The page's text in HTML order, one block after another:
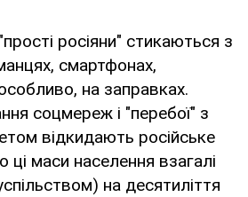
росіяни" стикаються з
смартфонах,
на заправках.
соцмереж і "перебої" з
відкидають російське
ці маси населення взагалі
на десятиліття